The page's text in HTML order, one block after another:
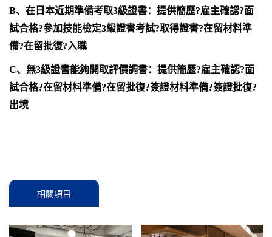
B、在日本近期準備考取3級證書：提供簡歷?雇主確認?面
試合格?參加技能檢定3級證書考試?取得證書?在留材料準
備?在留批復?入職
C、無3級證書能夠開取評價調書：提供簡歷?雇主確認?面
試合格?在留材料準備?在留批復?簽證材料準備?簽證批復?
出境
相關項目